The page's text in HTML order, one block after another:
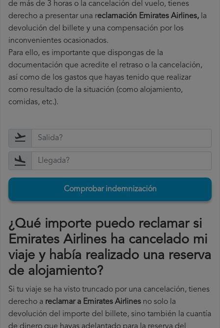
de más de 3 horas o la cancelación del vuelo, tienes
derecho a presentar una reclamación Emirates Airlines, la
devolución del billete y una compensación por los
inconvenientes ocasionados.
Para ello, es importante que dispongas de la
documentación que acredite el retraso o la cancelación,
así como de los gastos que hayas tenido que realizar
como resultado de la situación (como alojamiento,
comidas, etc.).
Comprobar indemnización
¿Qué importe puedo reclamar si
Emirates Airlines ha cancelado mi
viaje y había realizado una reserva
de alojamiento?
Si tu viaje se ha visto truncado por una cancelación, tienes
derecho a reclamar a Emirates Airlines no solo la
devolución del importe del billete, sino también la cuantía